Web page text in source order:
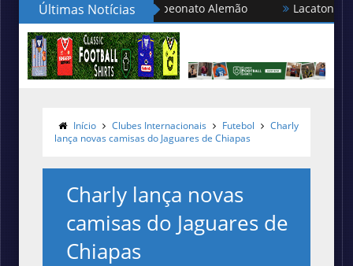
Últimas Notícias
turca no Campeonato Alemão Lacatoni lança as
Início Clubes Internacionais Futebol
Charly
lança novas camisas do Jaguares de Chiapas
Charly lança novas
camisas do Jaguares de
Chiapas